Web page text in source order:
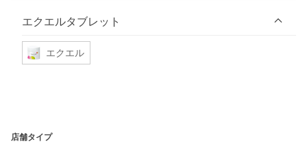
エクエルタブレット
エクエル
店舗タイプ